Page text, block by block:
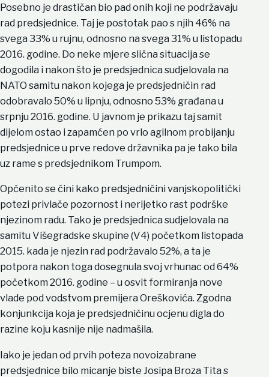
Posebno je drastičan bio pad onih koji ne podržavaju
rad predsjednice. Taj je postotak pao s njih 46% na
svega 33% u rujnu, odnosno na svega 31% u listopadu
2016. godine. Do neke mjere slična situacija se
dogodila i nakon što je predsjednica sudjelovala na
NATO samitu nakon kojega je predsjedničin rad
odobravalo 50% u lipnju, odnosno 53% građana u
srpnju 2016. godine. U javnom je prikazu taj samit
dijelom ostao i zapamćen po vrlo agilnom probijanju
predsjednice u prve redove državnika pa je tako bila
uz rame s predsjednikom Trumpom.
Općenito se čini kako predsjedničini vanjskopolitički
potezi privlače pozornost i nerijetko rast podrške
njezinom radu. Tako je predsjednica sudjelovala na
samitu Višegradske skupine (V4) početkom listopada
2015. kada je njezin rad podržavalo 52%, a ta je
potpora nakon toga dosegnula svoj vrhunac od 64%
početkom 2016. godine – u osvit formiranja nove
vlade pod vodstvom premijera Oreškovića. Zgodna
konjunkcija koja je predsjedničinu ocjenu digla do
razine koju kasnije nije nadmašila.
Iako je jedan od prvih poteza novoizabrane
predsjednice bilo micanje biste Josipa Broza Tita s